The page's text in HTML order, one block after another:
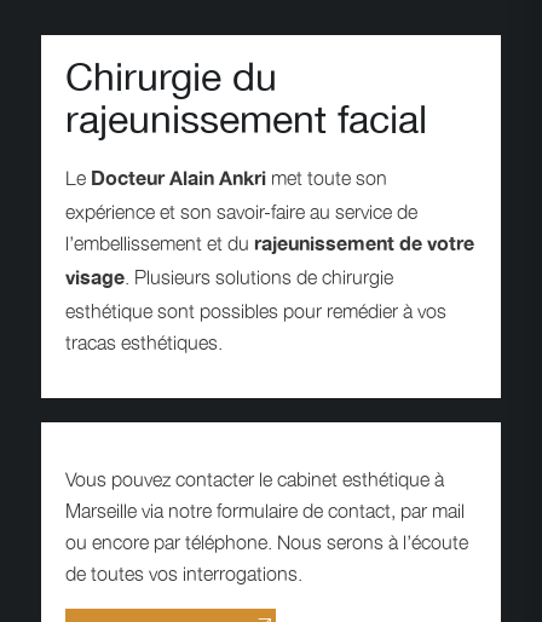
Chirurgie du
rajeunissement facial
Le Docteur Alain Ankrimet toute son
expérience et son savoir-faire au service de
l’embellissement et du rajeunissement de votre
visage. Plusieurs solutions de chirurgie
esthétique sont possibles pour remédier à vos
tracas esthétiques.
Vous pouvez contacter le cabinet esthétique à
Marseille via notre formulaire de contact, par mail
ou encore par téléphone. Nous serons à l’écoute
de toutes vos interrogations.